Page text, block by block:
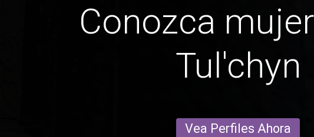
Conozca
Tul'chyn
Vea Perfiles Ahora